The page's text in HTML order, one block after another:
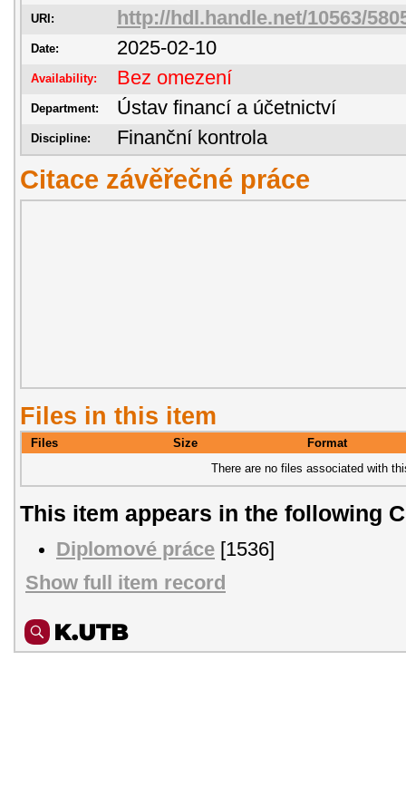
URI: http://hdl.handle.net/10563/
Date: 2025-02-10
Availability: Bez omezení
Department: Ústav financí a účetnictví
Discipline: Finanční kontrola
Citace závěřečné práce
Files in this item
Files Size
Format
There are no files associated with
This item appears in the following
Diplomové práce [1536]
Show full item record